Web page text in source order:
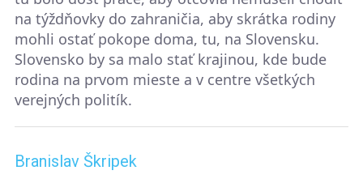
na týždňovky do zahraničia, aby skrátka rodiny
mohli ostať pokope doma, tu, na Slovensku.
Slovensko by sa malo stať krajinou, kde bude
rodina na prvom mieste a v centre všetkých
verejných politík.
Branislav Škripek